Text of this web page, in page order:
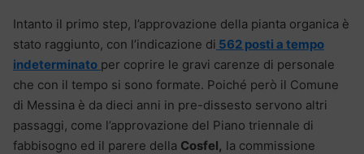
Intanto il primo step, l’approvazione della pianta organica è
stato raggiunto, con l’indicazione di 562 posti a tempo
indeterminato per coprire le gravi carenze di personale
che con il tempo si sono formate. Poiché però il Comune
di Messina è da dieci anni in pre-dissesto servono altri
passaggi, come l’approvazione del Piano triennale di
fabbisogno ed il parere della Cosfel, la commissione